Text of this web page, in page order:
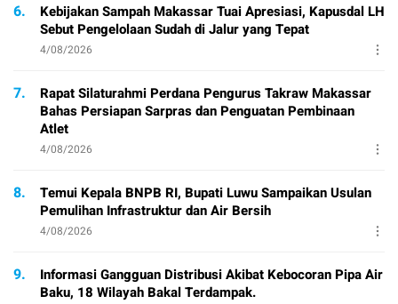
6.
Kebijakan Sampah Makassar Tuai Apresiasi, Kapusdal LH
Sebut Pengelolaan Sudah di Jalur yang Tepat
4/08/2026
7.
Rapat Silaturahmi Perdana Pengurus Takraw Makassar
Bahas Persiapan Sarpras dan Penguatan Pembinaan
Atlet
4/08/2026
8.
Temui Kepala BNPB RI, Bupati Luwu Sampaikan Usulan
Pemulihan Infrastruktur dan Air Bersih
4/08/2026
9.
Informasi Gangguan Distribusi Akibat Kebocoran Pipa Air
Baku, 18 Wilayah Bakal Terdampak.